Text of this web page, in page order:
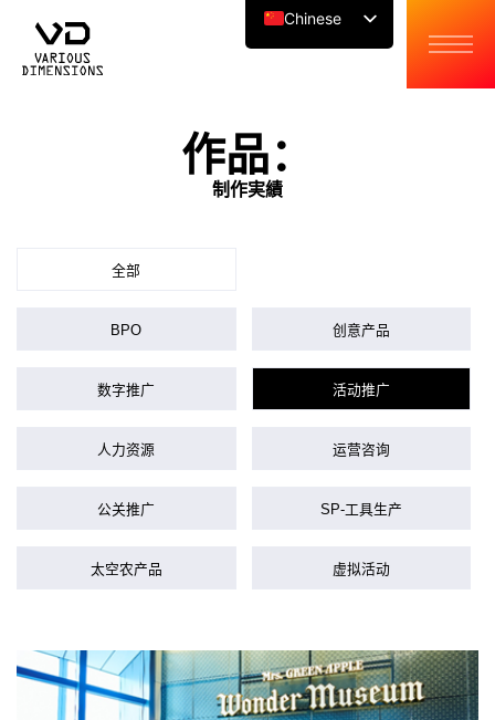
Chinese
Japanese
作品：
制作実績
全部
BPO 创意产品
数字推广 活动推广
人力资源 运营咨询
公关推广 SP-工具生产
太空农产品 虚拟活动